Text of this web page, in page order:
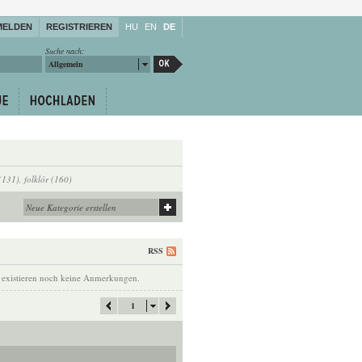
REGISTRIEREN HU EN DE
Suche nach:
Allgemein
, folklór (160)
RSS
noch keine Anmerkungen.
1